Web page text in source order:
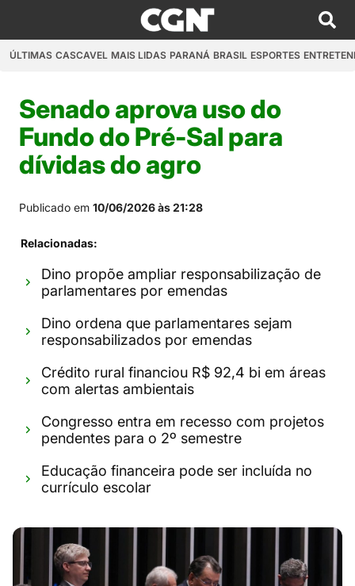
ÚLTIMAS CASCAVEL MAIS LIDAS PARANÁ BRASIL ESPORTES
Senado aprova uso do
Fundo do Pré-Sal para
dívidas do agro
Publicado em 10/06/2026 às 21:28
Relacionadas:
Dino propõe ampliar responsabilização de
parlamentares por emendas
Dino ordena que parlamentares sejam
responsabilizados por emendas
Crédito rural financiou R$ 92,4 bi em áreas
com alertas ambientais
Congresso entra em recesso com projetos
pendentes para o 2º semestre
Educação financeira pode ser incluída no
currículo escolar